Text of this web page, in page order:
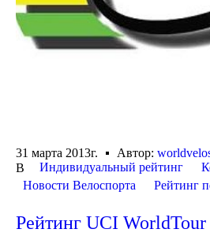
31 марта 2013г. Автор:
В
Индивидуальный рейтинг
Новости Велоспорта
Рейтинг
Рейтинг UCI WorldTour